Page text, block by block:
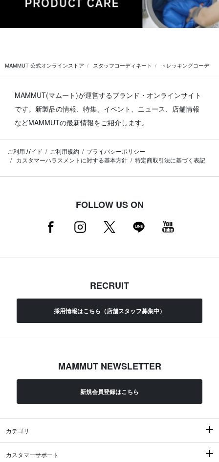
MAMMUT 公式オンラインストア スタッフコーディネート トレッキングコーデ
MAMMUT(マムート)が運営するブランド・オンラインサイト
です。 新製品の情報、特集、イベント、ニュース、店舗情報
などMAMMUTの最新情報をご紹介します。
ご利用ガイド ご利用規約
プライバシーポリシー
カスタマーハラスメントに対する基本方針
特定商取引法に基づく表記
FOLLOW US ON
RECRUIT
採用情報はこちら（店舗スタッフ募集中）
MAMMUT NEWSLETTER
新規会員登録はこちら
カテゴリ
カスタマーサポート